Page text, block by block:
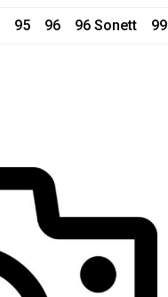
95 96 96 Sonett 99